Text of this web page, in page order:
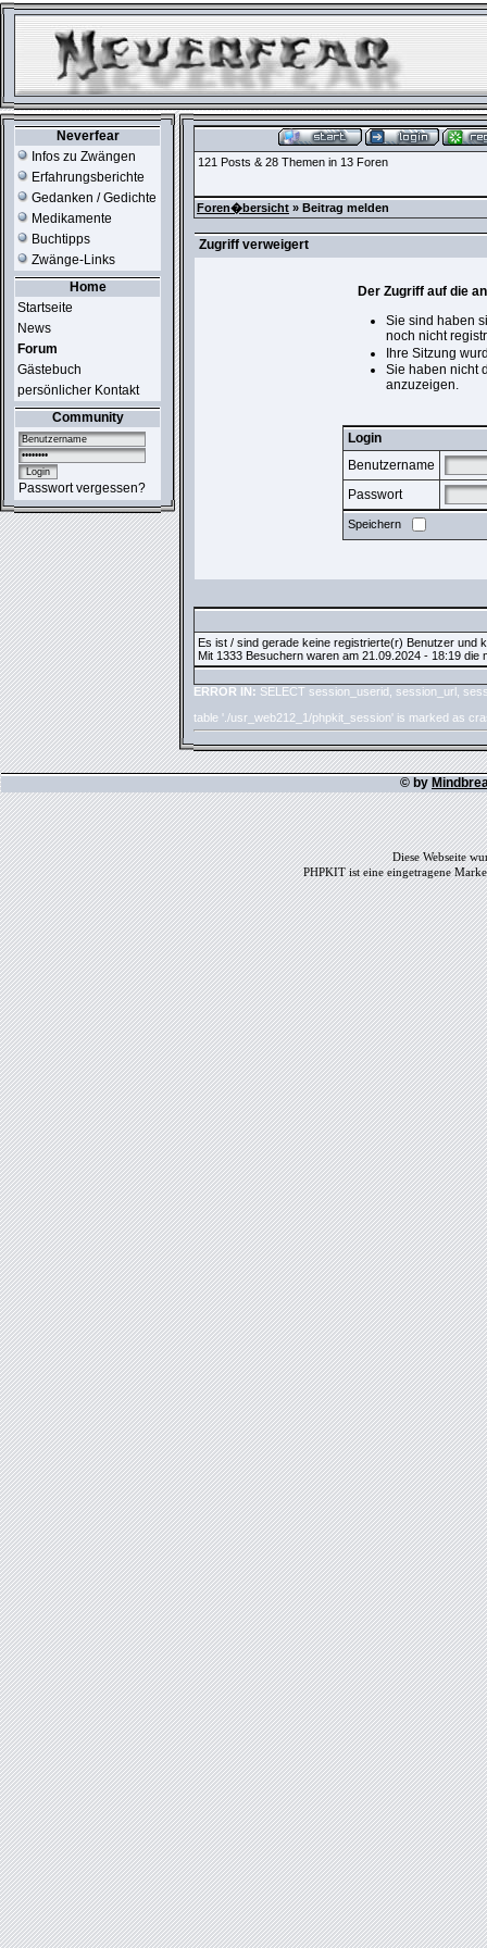
Neverfear
Infos zu Zwängen
Erfahrungsberichte
Gedanken / Gedichte
Medikamente
Buchtipps
Zwänge-Links
Home
Startseite
News
Forum
Gästebuch
persönlicher Kontakt
Community
Passwort vergessen?
121 Posts & 28 Themen in 13 Foren
Foren�bersicht » Beitrag melden
Zugriff verweigert
Der Zugriff auf die
Sie sind haben
noch nicht
Ihre Sitzung
Sie haben nicht
anzuzeigen.
Login
Benutzername
Passwort
Speichern
Es ist / sind gerade keine registrierte(r) Benutzer und
Mit 1333 Besuchern waren am 21.09.2024 - 18:19 die
ERROR IN: SELECT session_userid, session_url,
table './usr_web212_1/phpkit_session' is marked as
© by
Diese Webseite
PHPKIT ist eine eingetragene